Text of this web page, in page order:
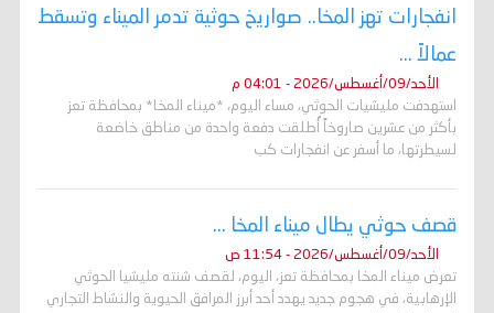
انفجارات تهز المخا.. صواريخ حوثية تدمر الميناء وتسقط
عمالاً ...
الأحد/09/أغسطس/2026 - 04:01 م
استهدفت مليشيات الحوثي، مساء اليوم، *ميناء المخا* بمحافظة تعز
بأكثر من عشرين صاروخاً أُطلقت دفعة واحدة من مناطق خاضعة
لسيطرتها، ما أسفر عن انفجارات كب
قصف حوثي يطال ميناء المخا ...
الأحد/09/أغسطس/2026 - 11:54 ص
تعرض ميناء المخا بمحافظة تعز، اليوم، لقصف شنته مليشيا الحوثي
الإرهابية، في هجوم جديد يهدد أحد أبرز المرافق الحيوية والنشاط التجاري